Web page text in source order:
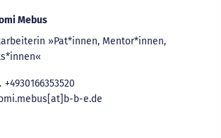
Mebus
»Pat*innen, Mentor*innen,
+4930166353520
b-e.de